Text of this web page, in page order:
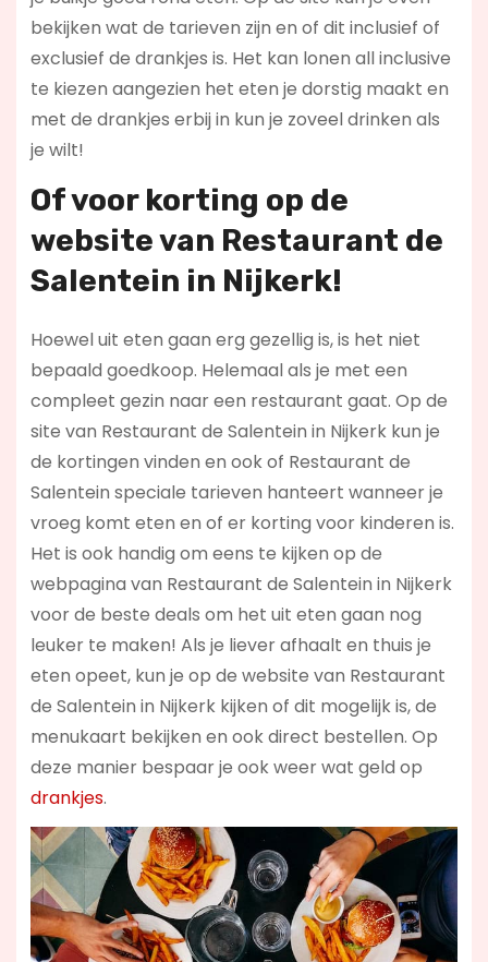
bekijken wat de tarieven zijn en of dit inclusief of
exclusief de drankjes is. Het kan lonen all inclusive
te kiezen aangezien het eten je dorstig maakt en
met de drankjes erbij in kun je zoveel drinken als
je wilt!
Of voor korting op de
website van Restaurant de
Salentein in Nijkerk!
Hoewel uit eten gaan erg gezellig is, is het niet
bepaald goedkoop. Helemaal als je met een
compleet gezin naar een restaurant gaat. Op de
site van Restaurant de Salentein in Nijkerk kun je
de kortingen vinden en ook of Restaurant de
Salentein speciale tarieven hanteert wanneer je
vroeg komt eten en of er korting voor kinderen is.
Het is ook handig om eens te kijken op de
webpagina van Restaurant de Salentein in Nijkerk
voor de beste deals om het uit eten gaan nog
leuker te maken! Als je liever afhaalt en thuis je
eten opeet, kun je op de website van Restaurant
de Salentein in Nijkerk kijken of dit mogelijk is, de
menukaart bekijken en ook direct bestellen. Op
deze manier bespaar je ook weer wat geld op
drankjes.